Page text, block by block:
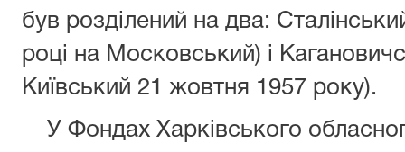
був розділений на два:
році на Московський) і
Київський 21 жовтня 1957 року).
У Фондах Харківського